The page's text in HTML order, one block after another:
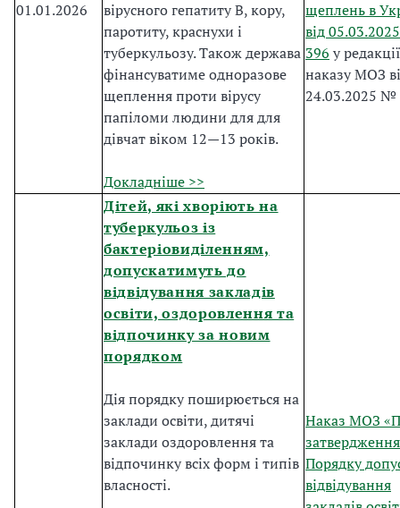
01.01.2026
вірусного гепатиту B, кору,
паротиту, краснухи і
туберкульозу. Також держава
фінансуватиме одноразове
щеплення проти вірусу
папіломи людини для для
дівчат віком 12—13 років.
Докладніше >>
щеплень в
від
396 у редакції
наказу МОЗ
24.03.2025 №
Дітей, які хворіють на
туберкульоз із
бактеріовиділенням,
допускатимуть до
відвідування закладів
освіти, оздоровлення та
відпочинку за новим
порядком
Дія порядку поширюється на
заклади освіти, дитячі
заклади оздоровлення та
відпочинку всіх форм і типів
власності.
Наказ МОЗ
затвердження
Порядку
відвідування